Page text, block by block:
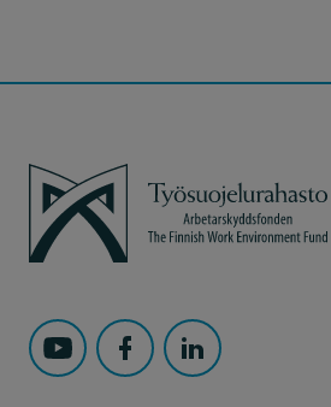
Työsuojelurahasto
Seuraa Työsuojelurahasto
SeuraaSeuraa